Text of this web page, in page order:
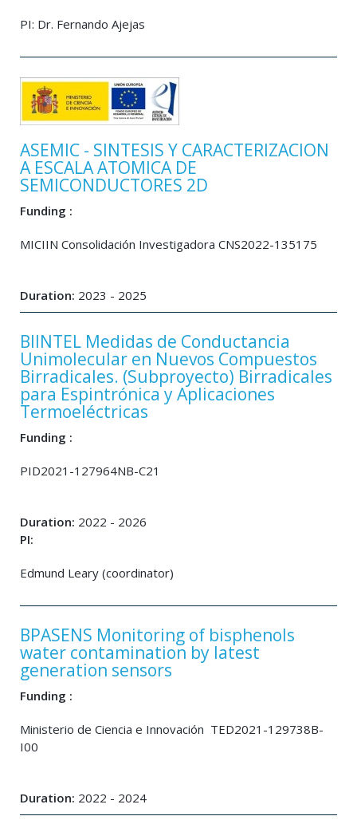
PI: Dr. Fernando Ajejas
ASEMIC - SINTESIS Y CARACTERIZACION
A ESCALA ATOMICA DE
SEMICONDUCTORES 2D
Funding :
MICIIN Consolidación Investigadora CNS2022-135175
Duration: 2023 - 2025
BIINTEL Medidas de Conductancia
Unimolecular en Nuevos Compuestos
Birradicales. (Subproyecto) Birradicales
para Espintrónica y Aplicaciones
Termoeléctricas
Funding :
PID2021-127964NB-C21
Duration: 2022 - 2026
PI:
Edmund Leary (coordinator)
BPASENS Monitoring of bisphenols
water contamination by latest
generation sensors
Funding :
Ministerio de Ciencia e Innovación TED2021-129738B-
I00
Duration: 2022 - 2024